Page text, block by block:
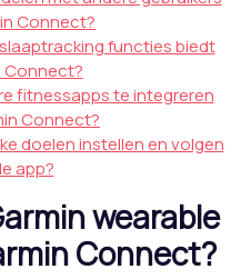
Connect?
functies biedt
Connect?
fitnessapps te integreren
Connect?
doelen instellen en volgen
app?
wearable
Connect?